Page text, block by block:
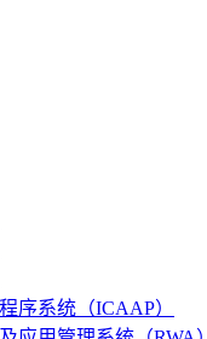
序系统（ICAAP）